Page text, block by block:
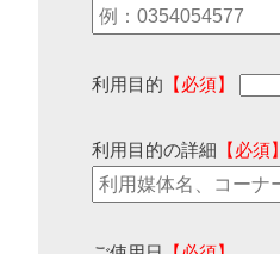
利用目的 【必須】
利用目的の詳細 【必須】